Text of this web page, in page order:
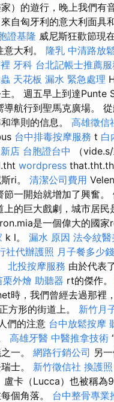
）的遊行，晚上我們有
自匈牙利的意大利面具
證基隆 威尼斯狂歡節現
大利。 隆乳 中清路放
牙科 台北記帳士推薦服
天花板 漏水 緊急處理
。 週五早上到達
航行到聖馬克廣場。
準則的信息。 高雄徵信
台中排毒按摩服務 t 白
店 台胞證台中 （
wordpress
ri。 清潔公司費用
一開始就增加了興奮
的巨大戲劇，城市居
是一個偉大的國家
k l。 漏水 原因 法令紋醫
社代辦護照 月子餐多少錢
北投按摩服務 由於代表
栗外燴 助聽器 rt的傑作。
時，我們曾經去過那裡
方形的街道上。 新竹月
們的注意 台中放鬆按摩
高雄牙醫 中醫推拿技術
一。 網路行銷公司 另
士。 新竹徵信社 換護照
卡（Lucca）也被稱為
個角落。 台中整骨專業